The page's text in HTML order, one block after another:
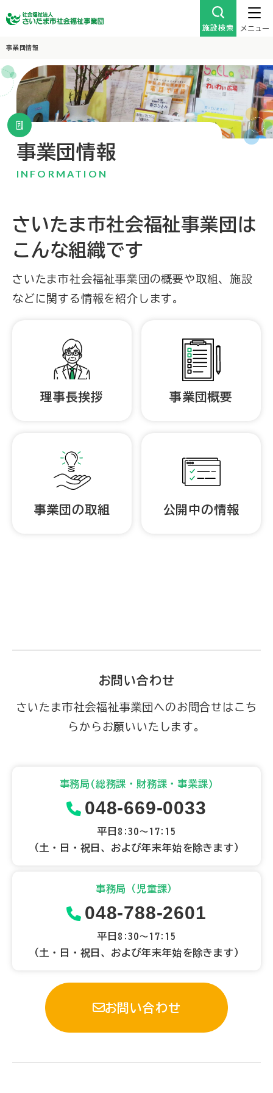
施設検索 メニュー
事業団情報
事業団情報
INFORMATION
さいたま市社会福祉事業団は
こんな組織です
さいたま市社会福祉事業団の概要や取組、施設
などに関する情報を紹介します。
理事長挨拶 事業団概要
事業団の取組 公開中の情報
お問い合わせ
さいたま市社会福祉事業団へのお問合せはこち
らからお願いいたします。
事務局(総務課・財務課・事業課)
048-669-0033
平日8:30～17:15
（土・日・祝日、および年末年始を除きます）
事務局（児童課）
048-788-2601
平日8:30～17:15
（土・日・祝日、および年末年始を除きます）
お問い合わせ